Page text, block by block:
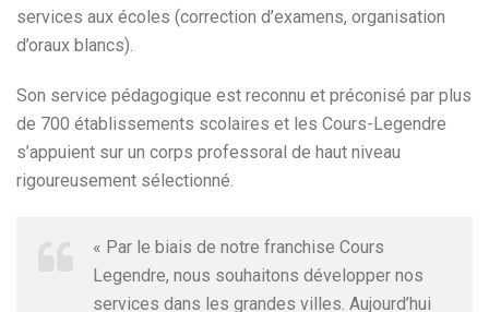
services aux écoles (correction d’examens, organisation
d’oraux blancs).
Son service pédagogique est reconnu et préconisé par plus
de 700 établissements scolaires et les Cours-Legendre
s’appuient sur un corps professoral de haut niveau
rigoureusement sélectionné.
« Par le biais de notre franchise Cours
Legendre, nous souhaitons développer nos
services dans les grandes villes. Aujourd’hui